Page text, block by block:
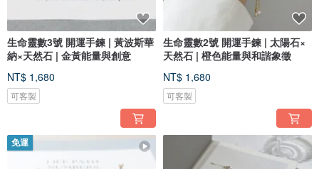
生命靈數3號 開運手鍊 | 黃波斯華
納×天然石 | 金黃能量與創意
NT$ 1,680
可客製
生命靈數2號 開運手鍊 | 太陽石×
天然石 | 橙色能量與和諧象徵
NT$ 1,680
可客製
免運